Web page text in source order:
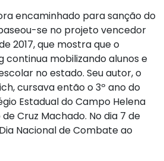
encaminhado para sanção do
se no projeto vencedor
2017, que mostra que o
continua mobilizando alunos e
no estado. Seu autor, o
cursava então o 3º ano do
Estadual do Campo Helena
Cruz Machado. No dia 7 de
Nacional de Combate ao